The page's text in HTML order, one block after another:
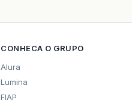
CONHECA O GRUPO
Alura
Lumina
FIAP